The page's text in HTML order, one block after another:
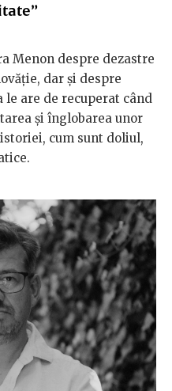
Menon despre dezastre
dar și despre
are de recuperat când
și înglobarea unor
cum sunt doliul,